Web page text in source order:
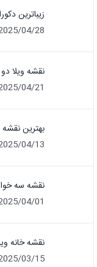
زیباترین
04/28
نقشه ویلا
04/21
بهترین نقشه
04/13
نقشه سه خوابه 220 متری | پلان 12×18
04/01
نقشه خانه
03/15